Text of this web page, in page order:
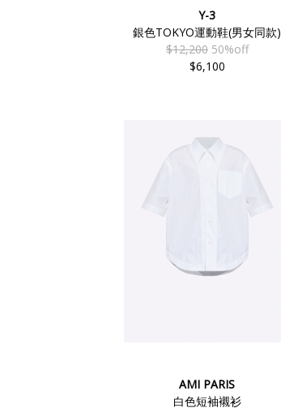
Y-3
銀色TOKYO運動鞋(男女同款)
$12,200 50%off
$6,100
AMI PARIS
白色短袖襯衫